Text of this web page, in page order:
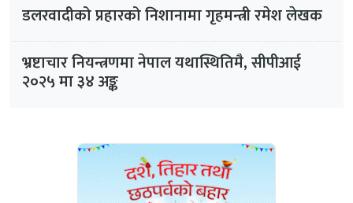
डलरवादीको प्रहारको निशानामा गृहमन्त्री रमेश लेखक
भ्रष्टाचार नियन्त्रणमा नेपाल यथास्थितिमै, सीपीआई
२०२५ मा ३४ अङ्क